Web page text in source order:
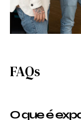
FAQs
O que é